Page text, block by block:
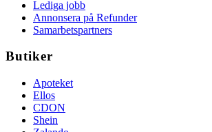
Lediga jobb
Annonsera på Refunder
Samarbetspartners
Butiker
Apoteket
Ellos
CDON
Shein